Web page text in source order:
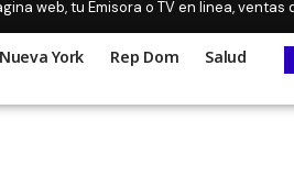
web, tu Emisora o TV en linea, ventas
Nueva York Rep Dom Salud